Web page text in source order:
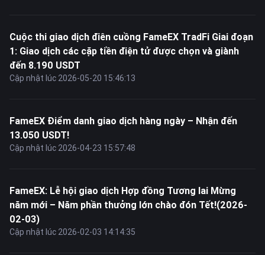
Cuộc thi giao dịch điên cuồng FameEX TradFi Giai đoạn
1: Giao dịch các cặp tiền điện tử được chọn và giành
đến 8.190 USDT
Cập nhật lúc 2026-05-20 15:46:13
FameEX Điểm danh giao dịch hàng ngày – Nhận đến
13.050 USDT!
Cập nhật lúc 2026-04-23 15:57:48
FameEX: Lễ hội giao dịch Hợp đồng Tương lai Mừng
năm mới – Năm phần thưởng lớn chào đón Tết!(2026-
02-03)
Cập nhật lúc 2026-02-03 14:14:35